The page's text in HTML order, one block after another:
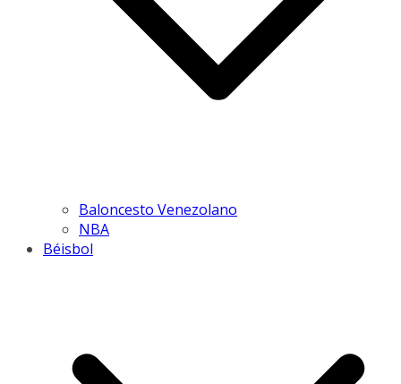
Baloncesto Venezolano
NBA
Béisbol